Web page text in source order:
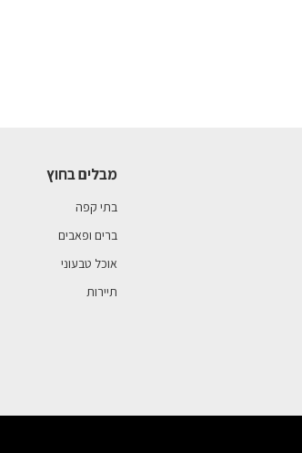
מבלים בחוץ
בתי קפה
ברים ופאבים
אוכל טבעוני
תיירות